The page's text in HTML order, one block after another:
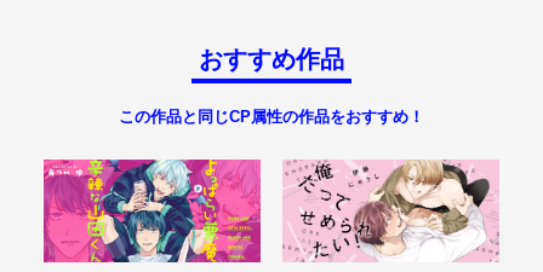
おすすめ作品
この作品と同じCP属性の作品をおすすめ！